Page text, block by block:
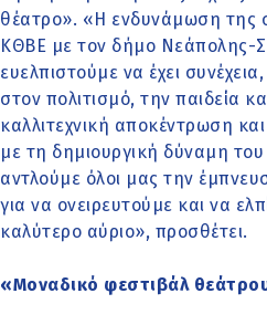
θέατρο». «Η ενδυνάμωση της
ΚΘΒΕ με τον δήμο Νεάπολης-
ευελπιστούμε να έχει
στον πολιτισμό, την παιδεία
καλλιτεχνική αποκέντρωση
με τη δημιουργική δύναμη
αντλούμε όλοι μας την
για να ονειρευτούμε και να
καλύτερο αύριο», προσθέτει.
«Μοναδικό φεστιβάλ